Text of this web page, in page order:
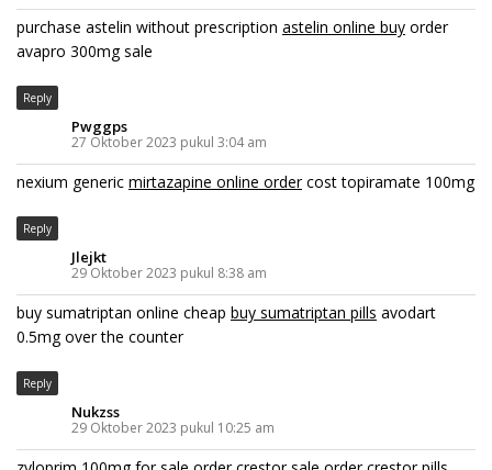
purchase astelin without prescription astelin online buy order
avapro 300mg sale
Reply
Pwggps
27 Oktober 2023 pukul 3:04 am
nexium generic mirtazapine online ordercost topiramate 100mg
Reply
Jlejkt
29 Oktober 2023 pukul 8:38 am
buy sumatriptan online cheap buy sumatriptan pills avodart
0.5mg over the counter
Reply
Nukzss
29 Oktober 2023 pukul 10:25 am